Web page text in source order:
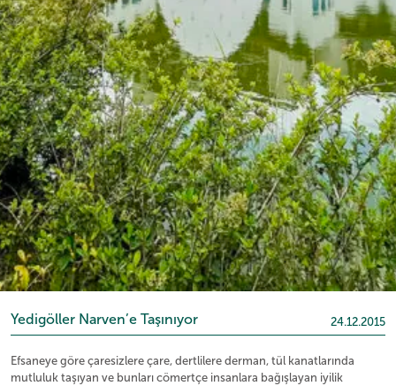
Yedigöller Narven’e Taşınıyor 24.12.2015
Efsaneye göre çaresizlere çare, dertlilere derman, tül kanatlarında
mutluluk taşıyan ve bunları cömertçe insanlara bağışlayan iyilik